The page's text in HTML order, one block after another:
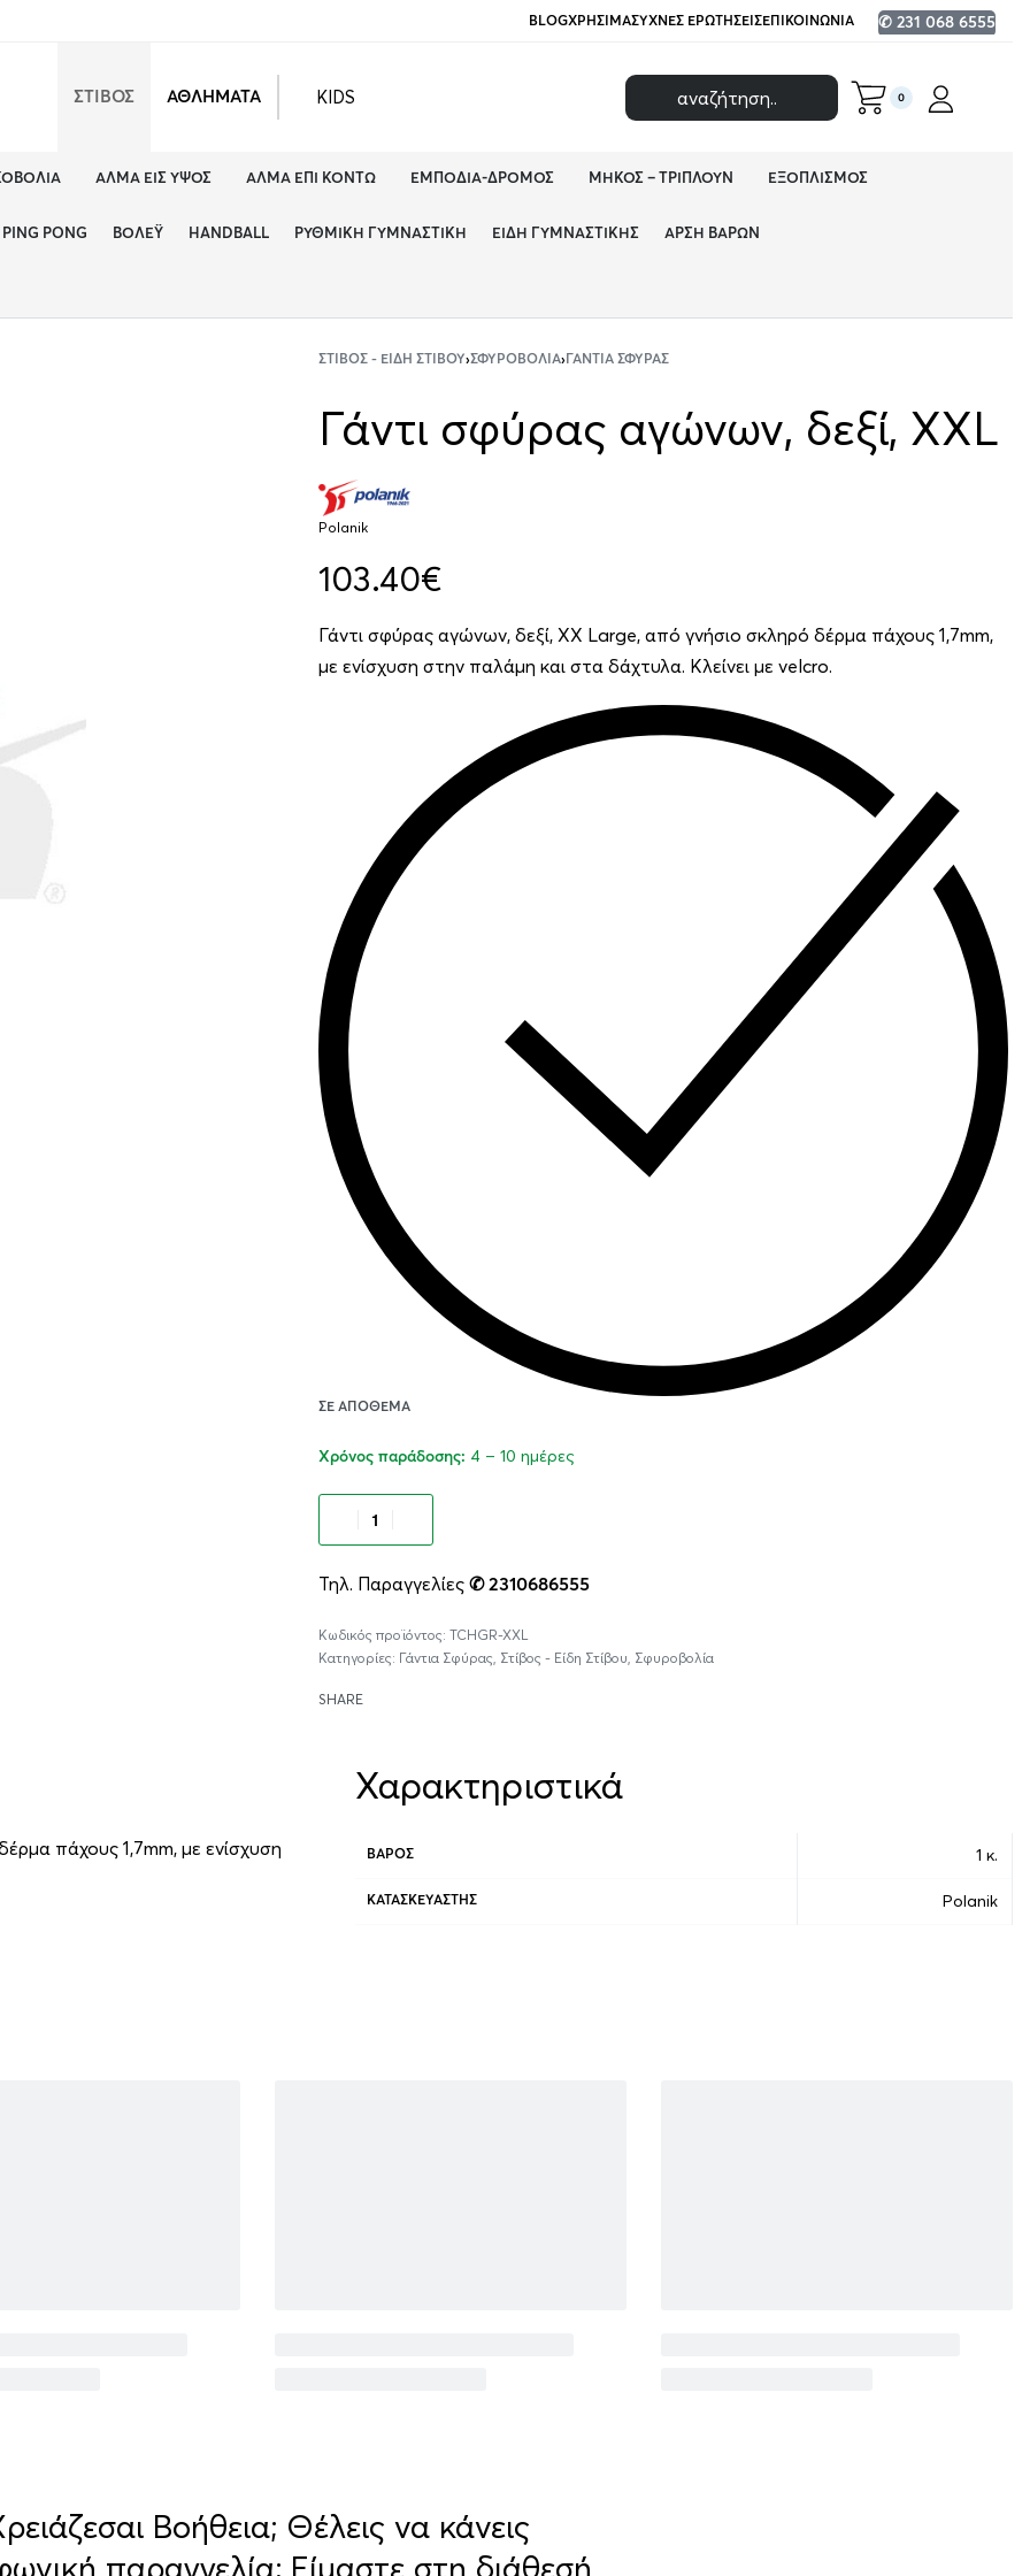
BLOGΧΡΉΣΙΜΑΣΥΧΝΈΣ ΕΡΩΤΉΣΕΙΣΕΠΙΚΟΙΝΩΝΊΑ ✆ 231 068 6555
ΣΤΙΒΟΣ ΑΘΛΗΜΑΤΑ KIDS 0
ΆΛΜΑ ΕΙΣ ΎΨΟΣ ΆΛΜΑ ΕΠΊ ΚΟΝΤΏ ΕΜΠΌΔΙΑ-ΔΡΌΜΟΣ ΜΉΚΟΣ – ΤΡΙΠΛΟΎΝ ΕΞΟΠΛΙΣΜΌΣ
PING PONG ΒΌΛΕΫ HANDBALL ΡΥΘΜΙΚΉ ΓΥΜΝΑΣΤΙΚΉ ΕΊΔΗ ΓΥΜΝΑΣΤΙΚΉΣ ΆΡΣΗ ΒΑΡΏΝ
ΣΤΊΒΟΣ - ΕΊΔΗ ΣΤΊΒΟΥ›ΣΦΥΡΟΒΟΛΊΑ› ΓΆΝΤΙΑ ΣΦΎΡΑΣ
Γάντι σφύρας αγώνων, δεξί, XXL
Polanik
103.40€
Γάντι σφύρας αγώνων, δεξί, XX Large, από γνήσιο σκληρό δέρμα πάχους 1,7mm,
με ενίσχυση στην παλάμη και στα δάχτυλα. Κλείνει με velcro.
ΣΕ ΑΠΌΘΕΜΑ
Χρόνος παράδοσης: 4 – 10 ημέρες
Τηλ. Παραγγελίες ✆ 2310686555
TCHGR-XXL
Κατηγορίες: Γάντια Σφύρας Στίβος - Είδη Στίβου Σφυροβολία
SHARE
πάχους 1,7mm, με ενίσχυση
Χαρακτηριστικά
ΒΆΡΟΣ 1 κ.
ΚΑΤΑΣΚΕΥΑΣΤΉΣ Polanik
Βοήθεια; Θέλεις να κάνεις
παραγγελία; Είμαστε στη διάθεσή